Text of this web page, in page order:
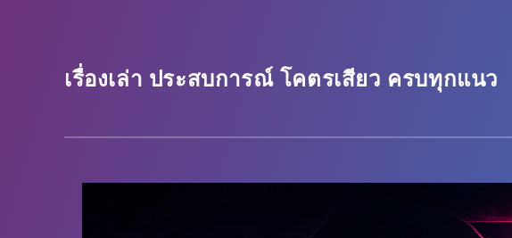
เรื่องเล่า ประสบการณ์ โคตรเสียว ครบทุกแนว